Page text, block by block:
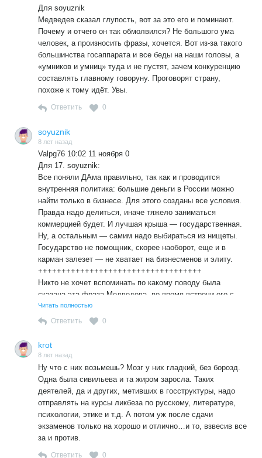
Для soyuznik
Медведев сказал глупость, вот за это его и поминают.
Почему и отчего он так обмолвился? Не большого ума
человек, а произносить фразы, хочется. Вот из-за такого
большинства госаппарата и все беды на наши головы, а
«умников и умниц» туда и не пустят, зачем конкуренцию
составлять главному говоруну. Проговорят страну,
похоже к тому идёт. Увы.
Ответить 0
soyuznik
8 лет назад
Valpg76 10:02 11 ноября 0
Для 17. soyuznik:
Все поняли ДАма правильно, так как и проводится
внутренняя политика: большие деньги в России можно
найти только в бизнесе. Для этого созданы все условия.
Правда надо делиться, иначе тяжело заниматься
коммерцией будет. И лучшая крыша — государственная.
Ну, а остальным — самим надо выбираться из нищеты.
Государство не помощник, скорее наоборот, еще и в
карман залезет — не хватает на бизнесменов и элиту.
+++++++++++++++++++++++++++++++++++
Никто не хочет вспоминать по какому поводу была
сказана эта фраза Медведева, во время встречи его с
жителями Крыма, которые сетовали на недостаточность
выделенных денег в том текущем году.
выделено, нет. Что кошмарного? Но фразу подхватили
активисты Навального и начали раздувать из мухи слона.
Аналогично происходит с любым неоднозначно
сформулированным заявлением Лукашенко, с любым
заявлением своего политического противника
пропагандисты наполняют своим ужасным смыслом.
Читать полностью
Ответить 0
krot
8 лет назад
Ну что с них возьмешь? Мозг у них гладкий, без борозд.
Одна была сивильева и та жиром заросла. Таких
деятелей, да и других, метивших в госструктуры, надо
отправлять на курсы ликбеза по русскому, литературе,
психологии, этике и т.д. А потом уж после сдачи
экзаменов только на хорошо и отлично…и то, взвесив все
за и против.
Ответить 0